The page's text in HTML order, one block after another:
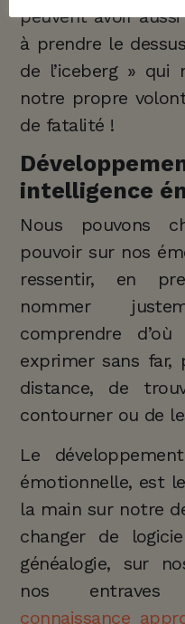
peuvent avoir
à prendre le
de l’iceberg » qui
notre propre
de fatalité !
intelligence
Nous pouvons
pouvoir sur nos
ressentir, en
nommer
comprendre
exprimer sans
distance, de
contourner ou de
Le
émotionnelle, est
la main sur notre
changer de
généalogie, sur
nos entraves
connaissance